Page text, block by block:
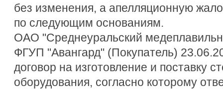
без изменения, а апелляционную
по следующим основаниям.
ОАО "Среднеуральский
ФГУП "Авангард" (Покупатель)
договор на изготовление и поставку
оборудования, согласно которому